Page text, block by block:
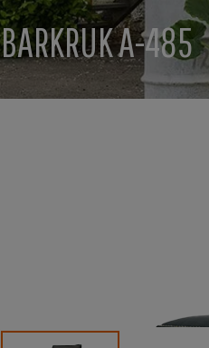
BARKRUK A-485